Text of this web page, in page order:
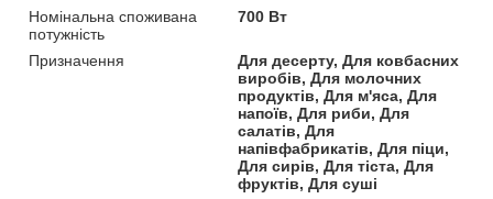
Номінальна споживана
потужність
700 Вт
Призначення
Для десерту, Для ковбасних
виробів, Для молочних
продуктів, Для м'яса, Для
напоїв, Для риби, Для
салатів, Для
напівфабрикатів, Для піци,
Для сирів, Для тіста, Для
фруктів, Для суші